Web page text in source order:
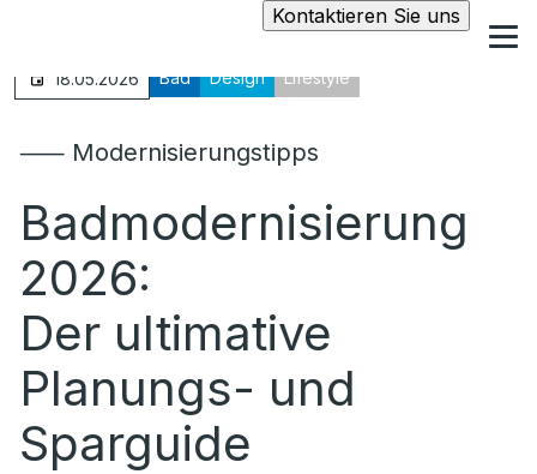
Kontaktieren Sie uns
18.05.2026 Bad Design Lifestyle
⸺ Modernisierungstipps
Badmodernisierung
2026:
Der ultimative
Planungs- und
Sparguide